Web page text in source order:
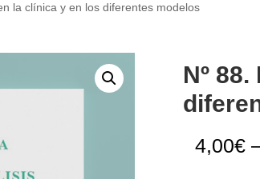
la clínica y en los diferentes modelos
Nº
4,00€